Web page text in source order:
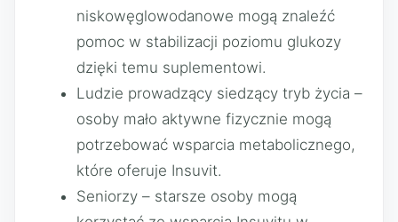
niskowęglowodanowe mogą znaleźć
pomoc w stabilizacji poziomu glukozy
dzięki temu suplementowi.
Ludzie prowadzący siedzący tryb życia –
osoby mało aktywne fizycznie mogą
potrzebować wsparcia metabolicznego,
które oferuje Insuvit.
Seniorzy – starsze osoby mogą